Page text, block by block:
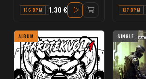
186 BPM D#
1.30 € 127 BPM
ALBUM SINGLE